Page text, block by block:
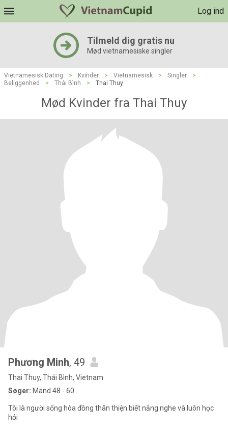
Log ind
Tilmeld dig gratis nu
Mød vietnamesiske singler
Vietnamesisk Dating > Kvinder > Vietnamesisk > Singler
>
Beliggenhed
> Thái Bình > Thai Thuy
Mød Kvinder fra Thai Thuy
Phương Minh, 49
Thai Thuy, Thái Bình, Vietnam
Søger: Mand 48 - 60
Tôi là người sống hòa đồng thân thiện biết nắng nghe và luôn học
hỏi